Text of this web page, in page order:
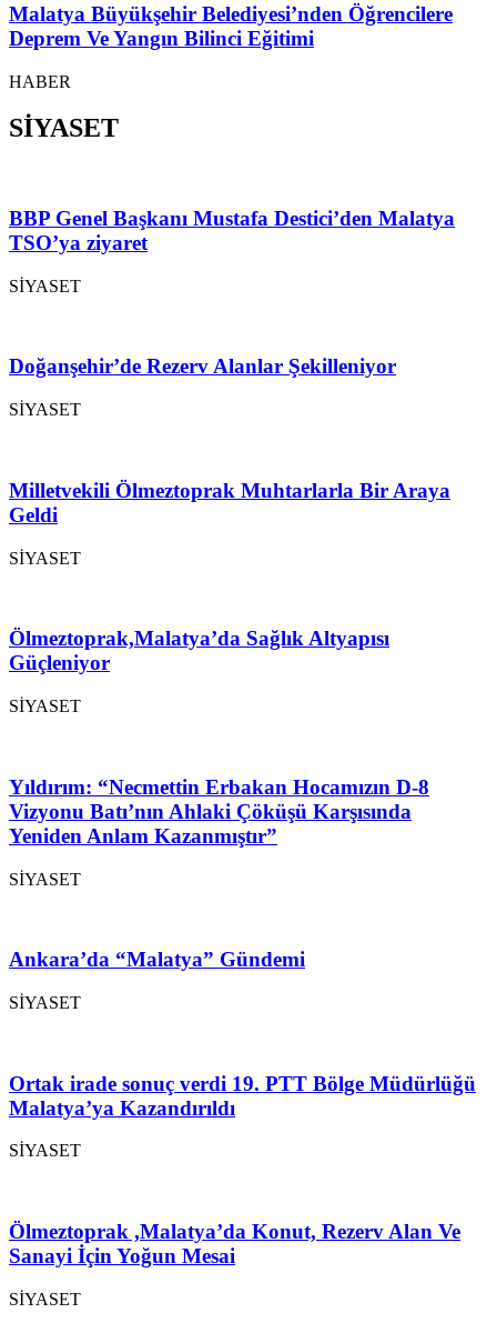
Malatya Büyükşehir Belediyesi’nden Öğrencilere
Deprem Ve Yangın Bilinci Eğitimi
HABER
SİYASET
BBP Genel Başkanı Mustafa Destici’den Malatya
TSO’ya ziyaret
SİYASET
Doğanşehir’de Rezerv Alanlar Şekilleniyor
SİYASET
Milletvekili Ölmeztoprak Muhtarlarla Bir Araya
Geldi
SİYASET
Ölmeztoprak,Malatya’da Sağlık Altyapısı
Güçleniyor
SİYASET
Yıldırım: “Necmettin Erbakan Hocamızın D-8
Vizyonu Batı’nın Ahlaki Çöküşü Karşısında
Yeniden Anlam Kazanmıştır”
SİYASET
Ankara’da “Malatya” Gündemi
SİYASET
Ortak irade sonuç verdi 19. PTT Bölge Müdürlüğü
Malatya’ya Kazandırıldı
SİYASET
Ölmeztoprak ,Malatya’da Konut, Rezerv Alan Ve
Sanayi İçin Yoğun Mesai
SİYASET